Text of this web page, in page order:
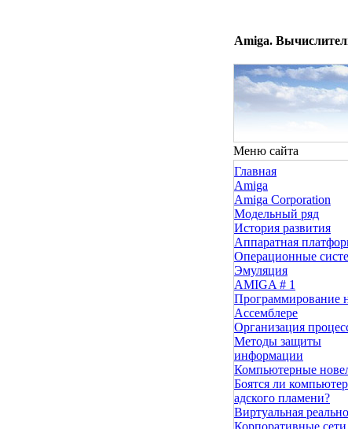
Amiga.
Меню сайта
Главная
Amiga
Amiga Corporation
Модельный ряд
История развития
Аппаратная
Операционные
Эмуляция
AMIGA # 1
Программирование
Ассемблере
Организация
Методы защиты
информации
Компьютерные
Боятся ли
адского пламени?
Виртуальная
Корпоративные сети